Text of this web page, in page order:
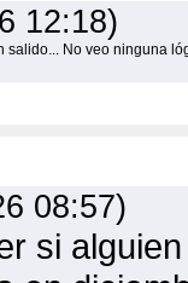
12:18)
No veo ninguna
08:57)
si